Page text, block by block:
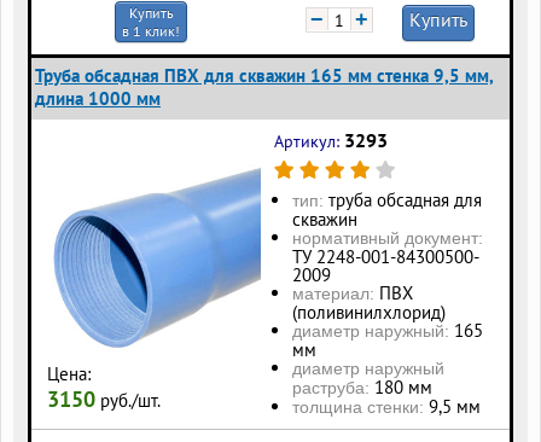
Купить
в 1 клик!
− + Купить
Труба обсадная ПВХ для скважин 165 мм стенка 9,5 мм,
длина 1000 мм
Цена:
3150 руб./шт.
Артикул: 3293
тип: труба обсадная для
скважин
нормативный документ:
ТУ 2248-001-84300500-
2009
материал: ПВХ
(поливинилхлорид)
диаметр наружный: 165
мм
диаметр наружный
раструба: 180 мм
толщина стенки: 9,5 мм